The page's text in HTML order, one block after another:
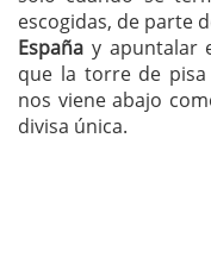
escogidas, de parte
España y apuntalar
que la torre de
nos viene abajo
divisa única.